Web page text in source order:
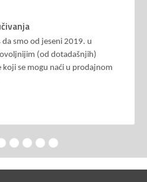
da smo od jeseni 2019. u
(od dotadašnjih)
se mogu naći u prodajnom